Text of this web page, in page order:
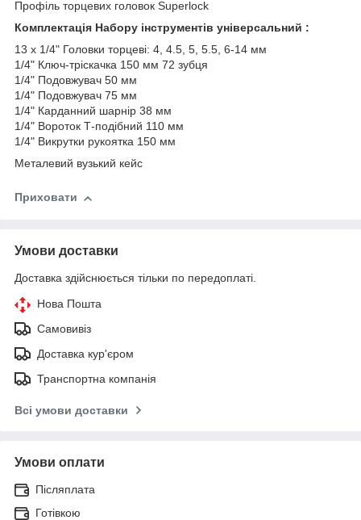
Профіль торцевих головок Superlock
Комплектація Набору інструментів універсальний :
13 x 1/4" Головки торцеві: 4, 4.5, 5, 5.5, 6-14 мм
1/4" Ключ-тріскачка 150 мм 72 зубця
1/4" Подовжувач 50 мм
1/4" Подовжувач 75 мм
1/4" Карданний шарнір 38 мм
1/4" Вороток Т-подібний 110 мм
1/4" Викрутки рукоятка 150 мм
Металевий вузький кейс
Приховати
Умови доставки
Доставка здійснюється тільки по передоплаті.
Нова Пошта
Самовивіз
Доставка кур'єром
Транспортна компанія
Всі умови доставки
Умови оплати
Післяплата
Готівкою